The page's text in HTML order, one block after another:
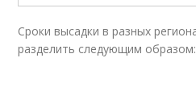
Сроки высадки в разных
разделить следующим образом: